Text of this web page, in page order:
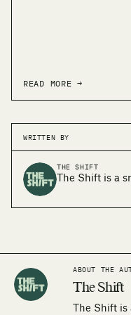
READ MORE →
WRITTEN BY
THE SHIFT
The Shift is a
ABOUT THE
The Shift
The Shift